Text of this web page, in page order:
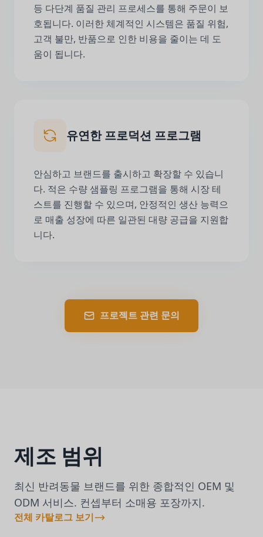
등 다단계 품질 관리 프로세스를 통해 주문이 보
호됩니다. 이러한 체계적인 시스템은 품질 위험,
고객 불만, 반품으로 인한 비용을 줄이는 데 도
움이 됩니다.
유연한 프로덕션 프로그램
안심하고 브랜드를 출시하고 확장할 수 있습니
다. 적은 수량 샘플링 프로그램을 통해 시장 테
스트를 진행할 수 있으며, 안정적인 생산 능력으
로 매출 성장에 따른 일관된 대량 공급을 지원합
니다.
프로젝트 관련 문의
제조 범위
최신 반려동물 브랜드를 위한 종합적인 OEM 및
ODM 서비스. 컨셉부터 소매용 포장까지.
전체 카탈로그 보기